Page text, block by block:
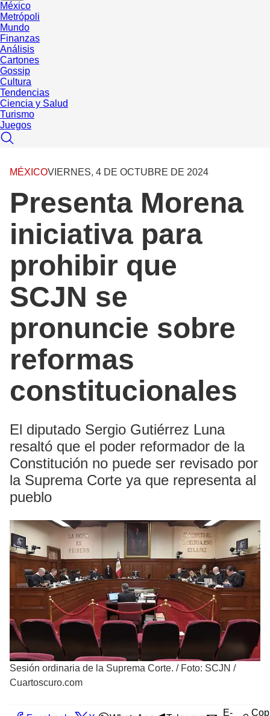
México
Metrópoli
Mundo
Finanzas
Análisis
Cartones
Gossip
Cultura
Tendencias
Ciencia y Salud
Turismo
Juegos
MÉXICOVIERNES, 4 DE OCTUBRE DE 2024
Presenta Morena
iniciativa para
prohibir que
SCJN se
pronuncie sobre
reformas
constitucionales
El diputado Sergio Gutiérrez Luna
resaltó que el poder reformador de la
Constitución no puede ser revisado por
la Suprema Corte ya que representa al
pueblo
Sesión ordinaria de la Suprema Corte. / Foto: SCJN /
Cuartoscuro.com
E-